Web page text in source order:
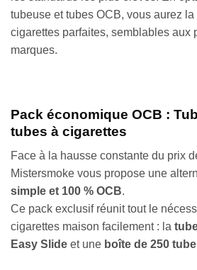
tubeuse et tubes OCB, vous aurez la
cigarettes parfaites, semblables aux
marques.
Pack économique OCB :
tubes à cigarettes
Face à la hausse constante du prix
Mistersmoke vous propose une
simple et 100 % OCB.
Ce pack exclusif réunit tout le
cigarettes maison facilement : la
Easy Slide et une boîte de 250